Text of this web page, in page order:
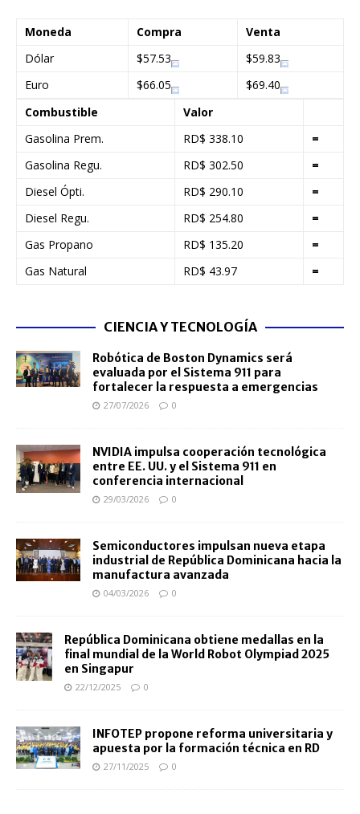
Moneda Compra
Venta
Dólar
$57.53
$59.83
Euro
$66.05
$69.40
Combustible
Valor
Gasolina Prem.
RD$ 338.10
=
Gasolina Regu.
RD$ 302.50
=
Diesel Ópti.
RD$ 290.10
=
Diesel Regu.
RD$ 254.80
=
Gas Propano
RD$ 135.20
=
Gas Natural
RD$ 43.97 =
CIENCIA Y TECNOLOGÍA
Robótica de Boston Dynamics será
evaluada por el Sistema 911 para
fortalecer la respuesta a emergencias
27/07/2026 0
NVIDIA impulsa cooperación tecnológica
entre EE. UU. y el Sistema 911 en
conferencia internacional
29/03/2026 0
Semiconductores impulsan nueva etapa
industrial de República Dominicana hacia la
manufactura avanzada
04/03/2026 0
República Dominicana obtiene medallas en la
final mundial de la World Robot Olympiad 2025
en Singapur
22/12/2025 0
INFOTEP propone reforma universitaria y
apuesta por la formación técnica en RD
27/11/2025 0